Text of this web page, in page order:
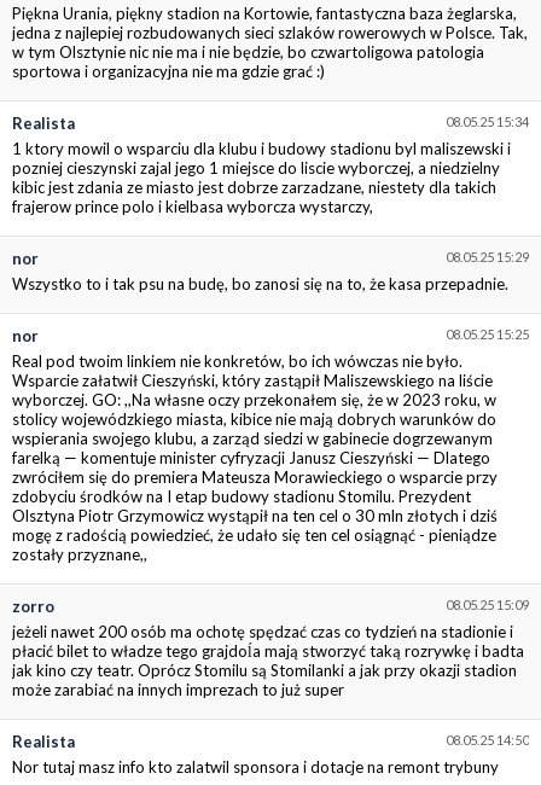
Piękna Urania, piękny stadion na Kortowie, fantastyczna baza żeglarska,
jedna z najlepiej rozbudowanych sieci szlaków rowerowych w Polsce. Tak,
w tym Olsztynie nic nie ma i nie będzie, bo czwartoligowa patologia
sportowa i organizacyjna nie ma gdzie grać :)
08.05.25 15:34
Realista
1 ktory mowil o wsparciu dla klubu i budowy stadionu byl maliszewski i
pozniej cieszynski zajal jego 1 miejsce do liscie wyborczej, a niedzielny
kibic jest zdania ze miasto jest dobrze zarzadzane, niestety dla takich
frajerow prince polo i kielbasa wyborcza wystarczy,
08.05.25 15:29
nor
Wszystko to i tak psu na budę, bo zanosi się na to, że kasa przepadnie.
08.05.25 15:25
nor
Real pod twoim linkiem nie konkretów, bo ich wówczas nie było.
Wsparcie załatwił Cieszyński, który zastąpił Maliszewskiego na liście
wyborczej. GO: ,,Na własne oczy przekonałem się, że w 2023 roku, w
stolicy wojewódzkiego miasta, kibice nie mają dobrych warunków do
wspierania swojego klubu, a zarząd siedzi w gabinecie dogrzewanym
farelką — komentuje minister cyfryzacji Janusz Cieszyński — Dlatego
zwróciłem się do premiera Mateusza Morawieckiego o wsparcie przy
zdobyciu środków na I etap budowy stadionu Stomilu. Prezydent
Olsztyna Piotr Grzymowicz wystąpił na ten cel o 30 mln złotych i dziś
mogę z radością powiedzieć, że udało się ten cel osiągnąć - pieniądze
zostały przyznane,,
08.05.25 15:09
zorro
jeżeli nawet 200 osób ma ochotę spędzać czas co tydzień na stadionie i
płacić bilet to władze tego grajdoĺa mają stworzyć taką rozrywkę i badta
jak kino czy teatr. Oprócz Stomilu są Stomilanki a jak przy okazji stadion
może zarabiać na innych imprezach to już super
08.05.25 14:50
Realista
Nor tutaj masz info kto zalatwil sponsora i dotacje na remont trybuny